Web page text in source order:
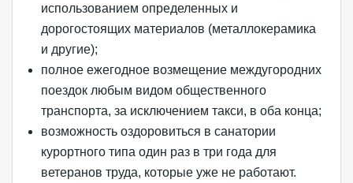
использованием определенных и
дорогостоящих материалов (металлокерамика
и другие);
полное ежегодное возмещение междугородних
поездок любым видом общественного
транспорта, за исключением такси, в оба конца;
возможность оздоровиться в санатории
курортного типа один раз в три года для
ветеранов труда, которые уже не работают.